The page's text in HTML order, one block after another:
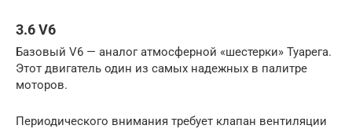
3.6 V6
Базовый V6 — аналог атмосферной «шестерки» Туарега.
Этот двигатель один из самых надежных в палитре
моторов.
Периодического внимания требует клапан вентиляции